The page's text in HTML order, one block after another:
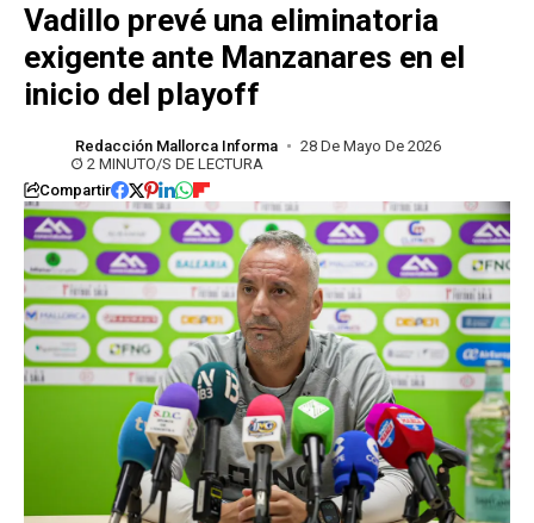
Vadillo prevé una eliminatoria
exigente ante Manzanares en el
inicio del playoff
Redacción Mallorca Informa
28 De Mayo De 2026
2 MINUTO/S DE LECTURA
Compartir